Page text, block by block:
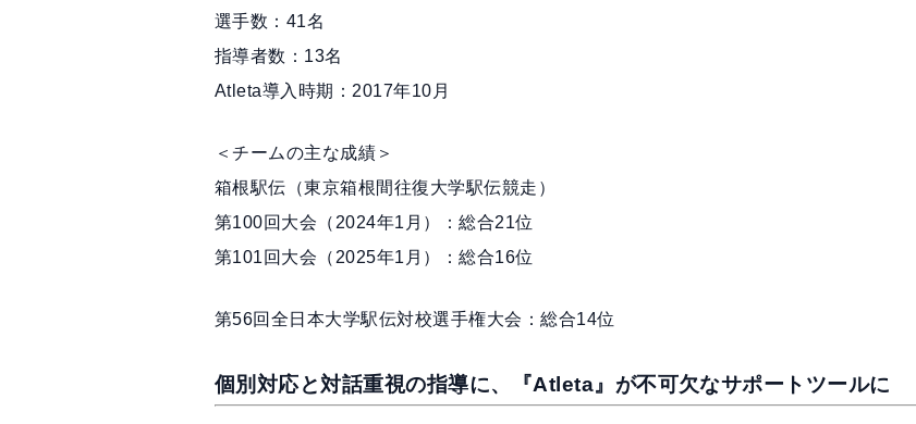
選手数：41名
指導者数：13名
Atleta導入時期：2017年10月
＜チームの主な成績＞
箱根駅伝（東京箱根間往復大学駅伝競走）
第100回大会（2024年1月）：総合21位
第101回大会（2025年1月）：総合16位
第56回全日本大学駅伝対校選手権大会：総合14位
個別対応と対話重視の指導に、『Atleta』が不可欠なサポートツールに